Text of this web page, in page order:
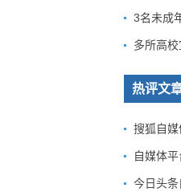
热评文
搜狐自
自媒体
今日头